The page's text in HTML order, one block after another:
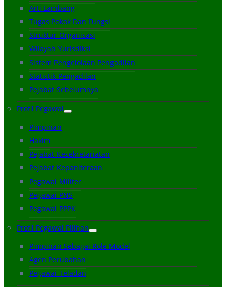
Arti Lambang
Tugas Pokok Dan Fungsi
Struktur Organisasi
Wilayah Yurisdiksi
Sistem Pengelolaan Pengadilan
Statistik Pengadilan
Pejabat Sebelumnya
Profil Pegawai
Pimpinan
Hakim
Pejabat Kesekretariatan
Pejabat Kepaniteraan
Pegawai Militer
Pegawai PNS
Pegawai PPPK
Profil Pegawai Pilihan
Pimpinan Sebagai Role Model
Agen Perubahan
Pegawai Teladan